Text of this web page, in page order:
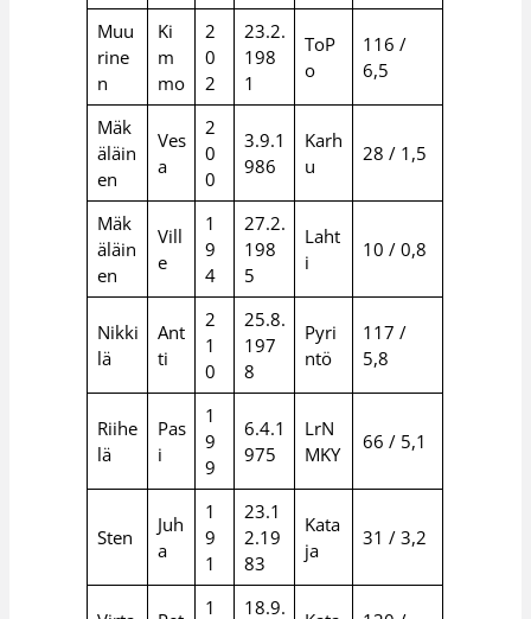
Muu
rine
n
Ki
m
mo
2
0
2
23.2.
198
1
ToP
o
116 /
6,5
Mäk
äläin
en
Ves
a
2
0
0
3.9.1
986
Karh
u
28 / 1,5
Mäk
äläin
en
Vill
e
1
9
4
27.2.
198
5
Laht
i
10 / 0,8
Nikki
lä
Ant
ti
2
1
0
25.8.
197
8
Pyri
ntö
117 /
5,8
Riihe
lä
Pas
i
1
9
9
6.4.1
975
LrN
MKY
66 / 5,1
Sten
Juh
a
1
9
1
23.1
2.19
83
Kata
ja
31 / 3,2
1 18.9.